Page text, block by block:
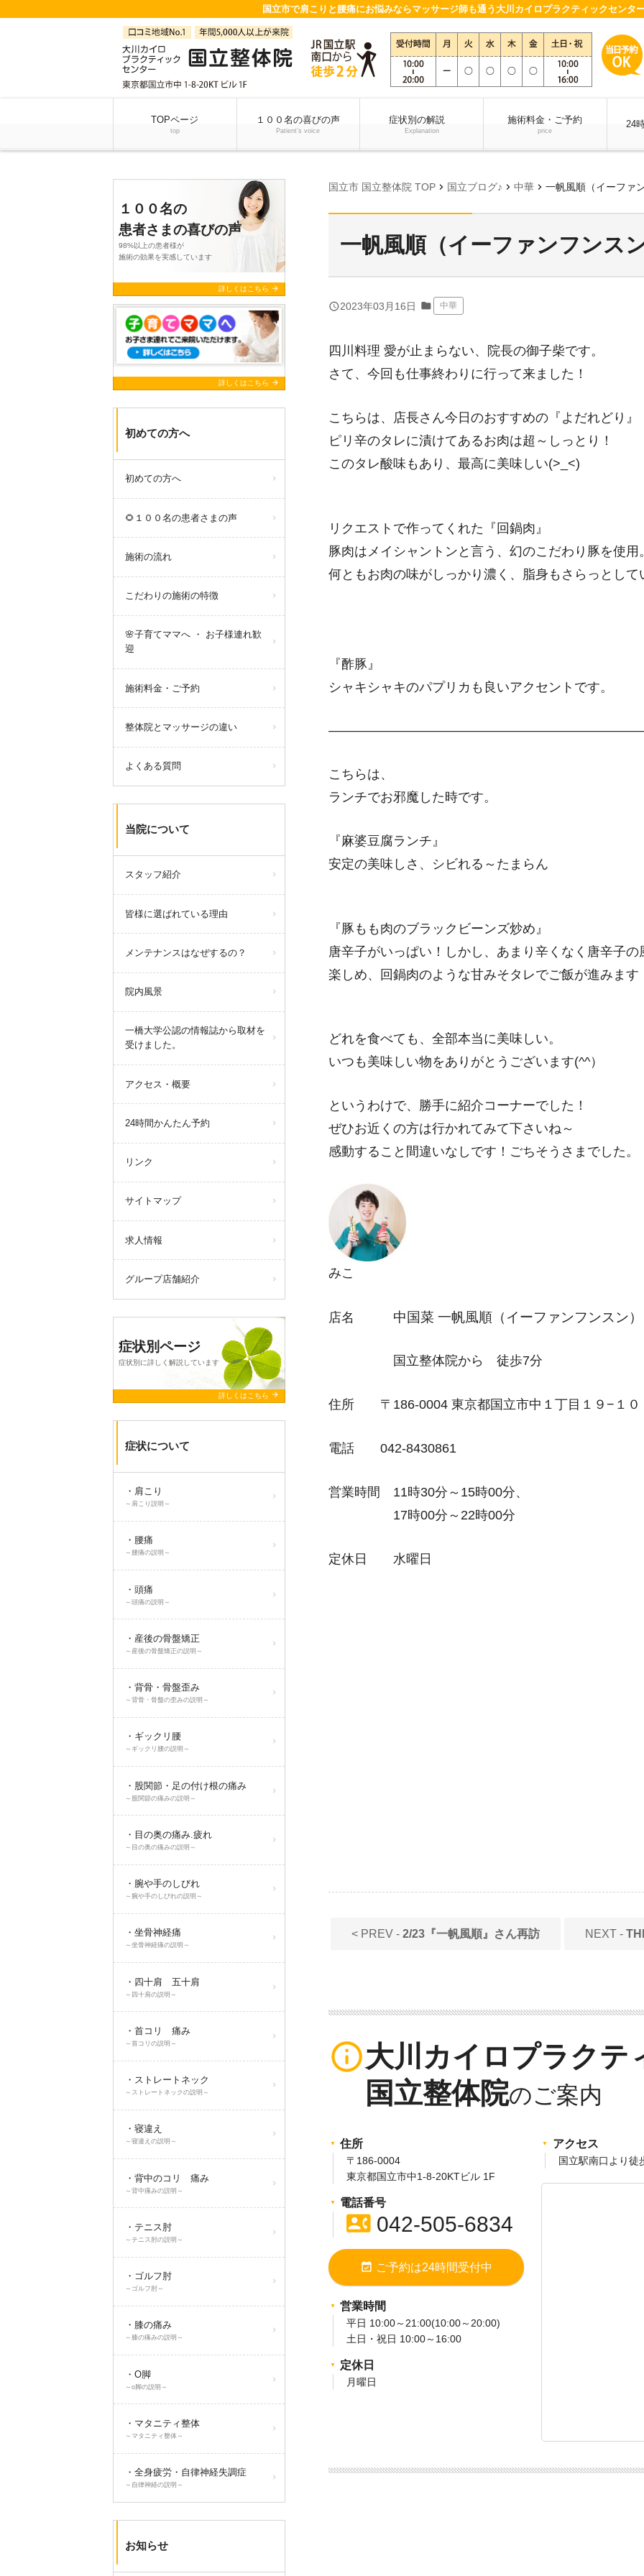
国立市で肩こりと腰痛にお悩みならマッサージ師も通う大川カイロプラクティックセンタ
TOPページ
top
１００名の喜びの声
Patient’s voice
症状別の解説
Explanation
施術料金・ご予約
price
24
国立市 国立整体院 TOP chevron_right 国立ブログ♪ chevron_right 中華 chevron_right 一帆風順（イーファ
一帆風順（イーファンフンス
query_builder2023年03月16日 folder 中華
四川料理 愛が止まらない、院長の御子柴です。
さて、今回も仕事終わりに行って来ました！
こちらは、店長さん今日のおすすめの『よだれどり』
ピリ辛のタレに漬けてあるお肉は超～しっとり！
このタレ酸味もあり、最高に美味しい(>_<)
リクエストで作ってくれた『回鍋肉』
豚肉はメイシャントンと言う、幻のこだわり豚を使用。
何ともお肉の味がしっかり濃く、脂身もさらっとして
『酢豚』
シャキシャキのパプリカも良いアクセントです。
こちらは、
ランチでお邪魔した時です。
『麻婆豆腐ランチ』
安定の美味しさ、シビれる～たまらん
『豚もも肉のブラックビーンズ炒め』
唐辛子がいっぱい！しかし、あまり辛くなく唐辛子の
楽しめ、回鍋肉のような甘みそタレでご飯が進みます
どれを食べても、全部本当に美味しい。
いつも美味しい物をありがとうございます(^^）
というわけで、勝手に紹介コーナーでした！
ぜひお近くの方は行かれてみて下さいね～
感動すること間違いなしです！ごちそうさまでした。
みこ
店名 中国菜 一帆風順（イーファンフンスン）
国立整体院から 徒歩7分
住所 〒186-0004 東京都国立市中１丁目１９−１０
電話 042-8430861
営業時間 11時30分～15時00分、
17時00分～22時00分
定休日 水曜日
< PREV - 2/23『一帆風順』さん再訪 NEXT -
info_outline大川カイロプラクテ
国立整体院
住所
〒186-0004
東京都国立市中1-8-20KTビル 1F
電話番号
contact_phone042-505-6834
event_available ご予約は24時間受付中
営業時間
平日 10:00～21:00(10:00～20:00)
土日・祝日 10:00～16:00
定休日
月曜日
アクセス
国立駅南口より徒
１００名の
患者さまの喜びの声
98%以上の患者様が
施術の効果を実感しています
詳しくはこちら arrow_forward
詳しくはこちら arrow_forward
初めての方へ
初めての方へ
🌻１００名の患者さまの声
施術の流れ
こだわりの施術の特徴
🌸子育てママへ ・ お子様連れ歓
迎
施術料金・ご予約
整体院とマッサージの違い
よくある質問
当院について
スタッフ紹介
皆様に選ばれている理由
メンテナンスはなぜするの？
院内風景
一橋大学公認の情報誌から取材を
受けました。
アクセス・概要
24時間かんたん予約
リンク
サイトマップ
求人情報
グループ店舗紹介
症状別ページ
症状別に詳しく解説しています
詳しくはこちら arrow_forward
症状について
・肩こり
～肩こり説明～
・腰痛
～腰痛の説明～
・頭痛
～頭痛の説明～
・産後の骨盤矯正
～産後の骨盤矯正の説明～
・背骨・骨盤歪み
～背骨・骨盤の歪みの説明～
・ギックリ腰
～ギックリ腰の説明～
・股関節・足の付け根の痛み
～股関節の痛みの説明～
・目の奥の痛み.疲れ
～目の奥の痛みの説明～
・腕や手のしびれ
～腕や手のしびれの説明～
・坐骨神経痛
～坐骨神経痛の説明～
・四十肩 五十肩
～四十肩の説明～
・首コリ 痛み
～首コリの説明～
・ストレートネック
～ストレートネックの説明～
・寝違え
～寝違えの説明～
・背中のコリ 痛み
～背中痛みの説明～
・テニス肘
～テニス肘の説明～
・ゴルフ肘
～ゴルフ肘～
・膝の痛み
～膝の痛みの説明～
・O脚
～o脚の説明～
・マタニティ整体
～マタニティ整体～
・全身疲労・自律神経失調症
～自律神経の説明～
お知らせ